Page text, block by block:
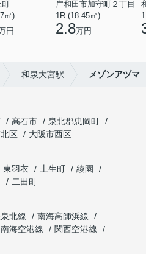
町
㎡)
円
岸和田市加守町２丁目
1R (18.45㎡)
2.8万円
和泉大宮駅 メゾンアヅマ
高石市
泉北郡忠岡町
区
大阪市西区
東羽衣 土生町
綾園
二田町
北線
南海高師浜線
南海空港線
関西空港線